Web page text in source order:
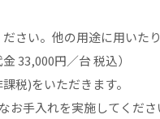
さい。他の用途に用いた
33,000円／台 税込）
税)をいただきます。
手入れを実施してくださ